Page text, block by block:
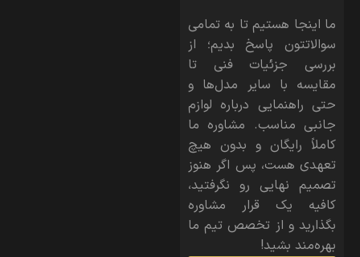
ما اینجا هستیم تا به تمامی
سوالاتتون پاسخ بدیم؛ از
بررسی جزئیات فنی تا
مقایسه با سایر مدل‌ها و
حتی راهنمایی درباره لوازم
جانبی مناسب. مشاوره ما
کاملاً رایگان و بدون هیچ
تعهدی هست، پس اگر هنوز
تصمیم نهایی رو نگرفتید،
کافیه یک قرار مشاوره
بگذارید و از تخصص تیم ما
بهره‌مند بشید!